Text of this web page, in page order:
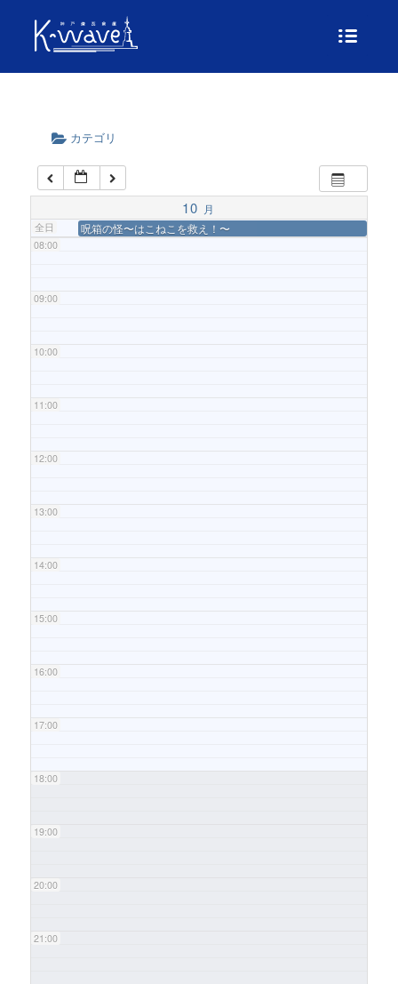
カテゴリ
10 月
全日 呪箱の怪〜はこねこを救え！〜
04:00
06:00
07:00
08:00
09:00
10:00
11:00
12:00
13:00
14:00
15:00
16:00
17:00
18:00
19:00
20:00
21:00